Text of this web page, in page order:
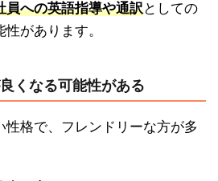
員への英語指導や通訳としての
があります。
くなる可能性がある
性格で、フレンドリーな方が多